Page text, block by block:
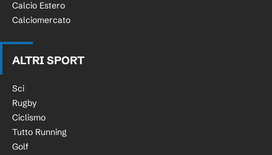
Calcio Estero
Calciomercato
ALTRI SPORT
Sci
Rugby
Ciclismo
Tutto Running
Golf